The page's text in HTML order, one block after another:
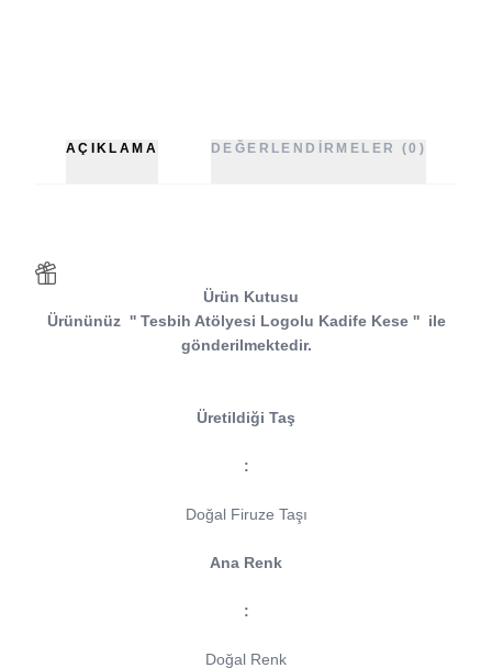
AÇIKLAMA DEĞERLENDIRMELER (0)
Ürün Kutusu
Ürününüz '' Tesbih Atölyesi Logolu Kadife Kese '' ile
gönderilmektedir.
Üretildiği Taş
:
Doğal Firuze Taşı
Ana Renk
:
Doğal Renk